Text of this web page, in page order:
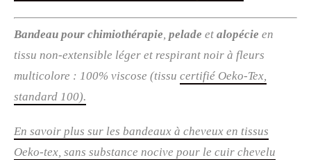
Bandeau pour chimiothérapie, pelade et alopécie en
tissu non-extensible léger et respirant noir à fleurs
multicolore : 100% viscose (tissu certifié Oeko-Tex,
standard 100).
En savoir plus sur les bandeaux à cheveux en tissus
Oeko-tex, sans substance nocive pour le cuir chevelu